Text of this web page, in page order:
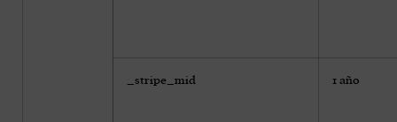
_stripe_mid 1 año